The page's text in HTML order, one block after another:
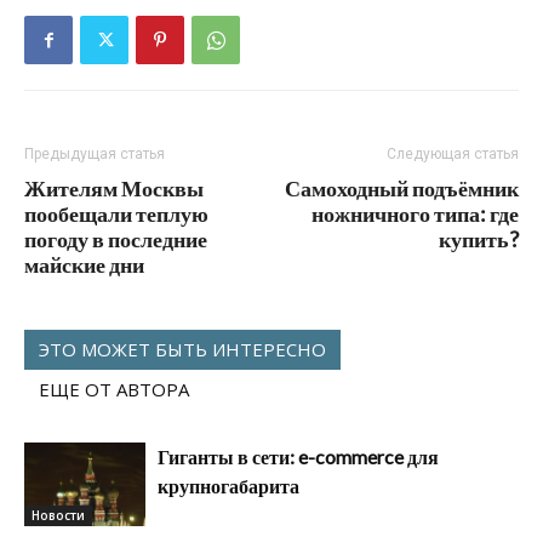
Предыдущая статья
Жителям Москвы
пообещали теплую
погоду в последние
майские дни
Следующая статья
Самоходный подъёмник
ножничного типа: где
купить?
ЭТО МОЖЕТ БЫТЬ ИНТЕРЕСНО
ЕЩЕ ОТ АВТОРА
Новости
Гиганты в сети: e-commerce для
крупногабарита